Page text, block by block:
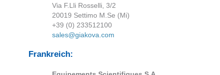
Via F.Lli Rosselli, 3/2
20019 Settimo M.Se (Mi)
+39 (0) 233512100
sales@giakova.com
Frankreich: